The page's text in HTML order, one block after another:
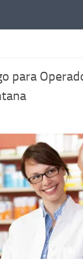
para